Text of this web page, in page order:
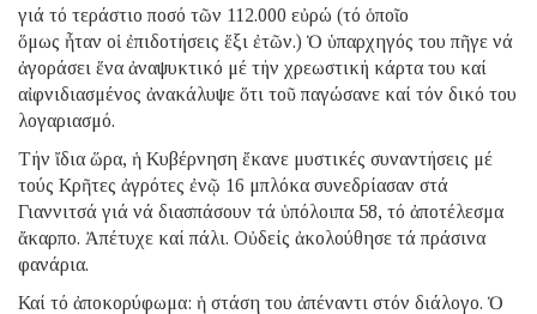
γιά τό τεράστιο ποσό τῶν 112.000 εὐρώ (τό ὁποῖο
ὅμως ἦταν οἱ ἐπιδοτήσεις ἕξι ἐτῶν.) Ὁ ὑπαρχηγός του πῆγε νά
ἀγοράσει ἕνα ἀναψυκτικό μέ τήν χρεωστική κάρτα του καί
αἰφνιδιασμένος ἀνακάλυψε ὅτι τοῦ παγώσανε καί τόν δικό του
λογαριασμό.
Τήν ἴδια ὥρα, ἡ Κυβέρνηση ἔκανε μυστικές συναντήσεις μέ
τούς Κρῆτες ἀγρότες ἐνῷ 16 μπλόκα συνεδρίασαν στά
Γιαννιτσά γιά νά διασπάσουν τά ὑπόλοιπα 58, τό ἀποτέλεσμα
ἄκαρπο. Ἀπέτυχε καί πάλι. Οὐδείς ἀκολούθησε τά πράσινα
φανάρια.
Καί τό ἀποκορύφωμα: ἡ στάση του ἀπέναντι στόν διάλογο. Ὁ